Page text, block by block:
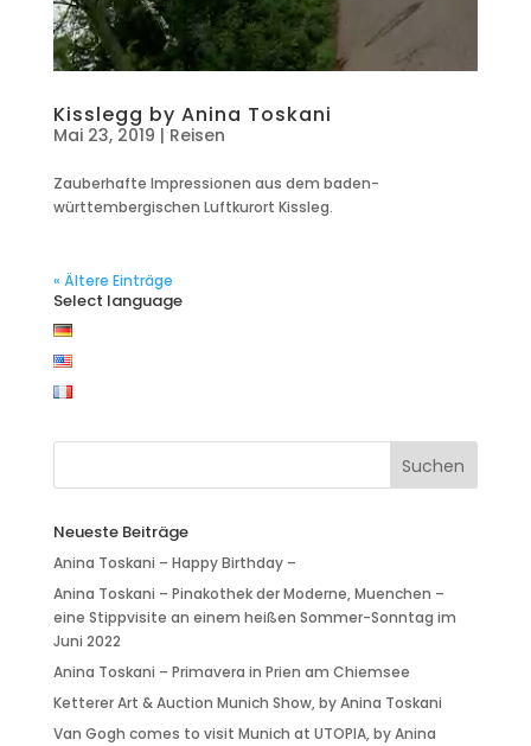
Kisslegg by Anina Toskani
Mai 23, 2019 | Reisen
Zauberhafte Impressionen aus dem baden-
württembergischen Luftkurort Kissleg.
« Ältere Einträge
Select language
Neueste Beiträge
Anina Toskani – Happy Birthday –
Anina Toskani – Pinakothek der Moderne, Muenchen –
eine Stippvisite an einem heißen Sommer-Sonntag im
Juni 2022
Anina Toskani – Primavera in Prien am Chiemsee
Ketterer Art & Auction Munich Show, by Anina Toskani
Van Gogh comes to visit Munich at UTOPIA, by Anina